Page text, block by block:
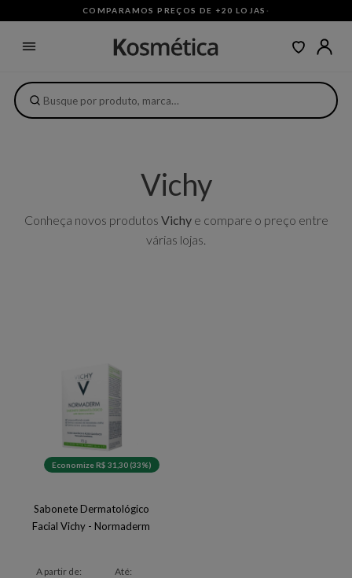
COMPARAMOS PREÇOS DE +20 LOJAS ·
Vichy
Conheça novos produtos Vichye compare o preço entre
várias lojas.
Economize R$ 31,30 (33%)
Sabonete Dermatológico
Facial Vichy - Normaderm
A partir de:
Até: